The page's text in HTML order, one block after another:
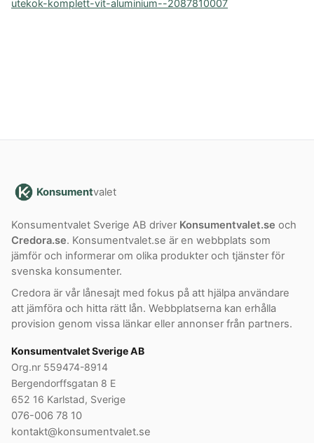
utekok-komplett-vit-aluminium--2087810007
Konsumentvalet
Konsumentvalet Sverige AB driver Konsumentvalet.se och
Credora.se. Konsumentvalet.se är en webbplats som
jämför och informerar om olika produkter och tjänster för
svenska konsumenter.
Credora är vår lånesajt med fokus på att hjälpa användare
att jämföra och hitta rätt lån. Webbplatserna kan erhålla
provision genom vissa länkar eller annonser från partners.
Konsumentvalet Sverige AB
Org.nr 559474-8914
Bergendorffsgatan 8 E
652 16 Karlstad, Sverige
076-006 78 10
kontakt@konsumentvalet.se